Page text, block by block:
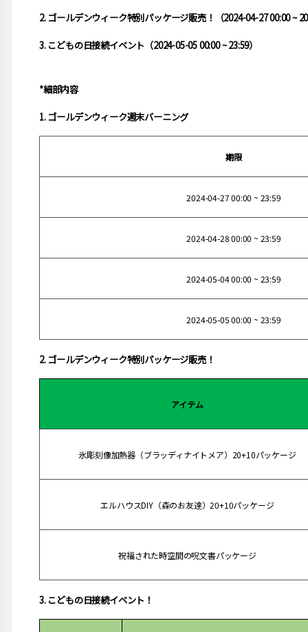
2. ゴールデンウィーク特別パッケージ販売！（2024-04-27 00:00 ~
3. こどもの日接続イベント（2024-05-05 00:00 ~ 23:59）
*細部内容
1. ゴールデンウィーク週末バーニング
期限
2024-04-27 00:00 ~ 23:59
2024-04-28 00:00 ~ 23:59
2024-05-04 00:00 ~ 23:59
2024-05-05 00:00 ~ 23:59
2. ゴールデンウィーク特別パッケージ販売！
アイテム
氷彫刻像加熱器（ブラッディナイトメア）20+10パッケージ
エルハウスDIY（森のお友達）20+10パッケージ
祝福された時空間の呪文書パッケージ
3. こどもの日接続イベント！